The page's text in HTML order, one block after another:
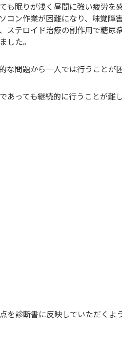
も眠りが浅く昼間に強い疲労を
コン作業が困難になり、味覚障
ステロイド治療の副作用で糖尿
した。
問題から一人では行うことが
っても継続的に行うことが難
を診断書に反映していただくよ